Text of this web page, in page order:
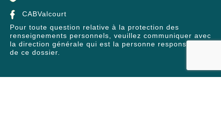
CABValcourt
Pour toute question relative à la protection des
renseignements personnels, veuillez communiquer avec
la direction générale qui est la personne responsable
de ce dossier.